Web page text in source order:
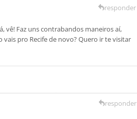
vê! Faz uns contrabandos maneiros aí,
pro Recife de novo? Quero ir te visitar
responder
responder